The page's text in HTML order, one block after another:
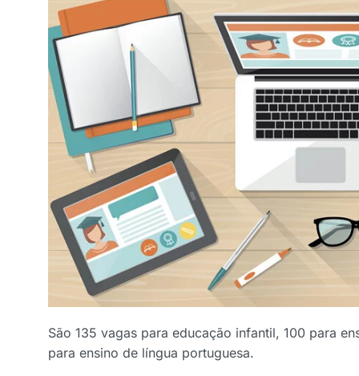
São 135 vagas para educação infantil, 100 para
para ensino de língua portuguesa.